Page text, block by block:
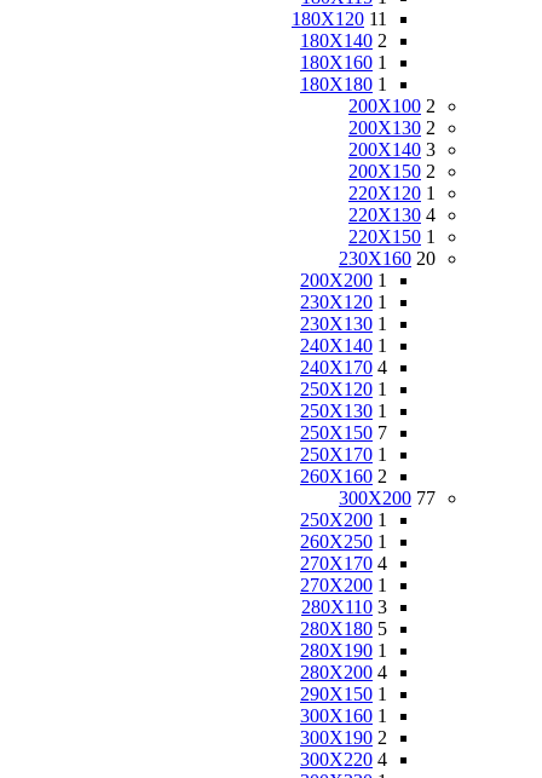
180X120 11
180X140 2
180X160 1
180X180 1
200X100 2
200X130 2
200X140 3
200X150 2
220X120 1
220X130 4
220X150 1
230X160 20
200X200 1
230X120 1
230X130 1
240X140 1
240X170 4
250X120 1
250X130 1
250X150 7
250X170 1
260X160 2
300X200 77
250X200 1
260X250 1
270X170 4
270X200 1
280X110 3
280X180 5
280X190 1
280X200 4
290X150 1
300X160 1
300X190 2
300X220 4